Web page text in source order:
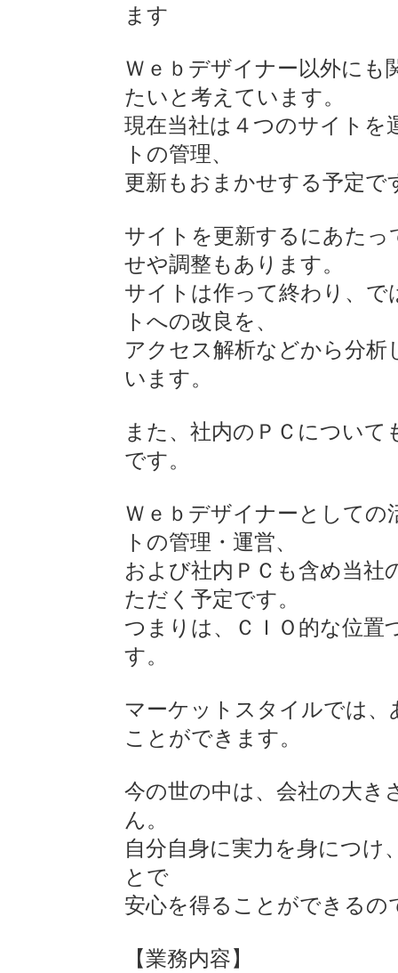
ます
Ｗｅｂデザイナー以外にも
たいと考えています。
現在当社は４つのサイトを
トの管理、
更新もおまかせする予定で
サイトを更新するにあたっ
せや調整もあります。
サイトは作って終わり、
トへの改良を、
アクセス解析などから分
います。
また、社内のＰＣについ
です。
Ｗｅｂデザイナーとして
トの管理・運営、
および社内ＰＣも含め当社
ただく予定です。
つまりは、ＣＩＯ的な位
す。
マーケットスタイルでは
ことができます。
今の世の中は、会社の大き
ん。
自分自身に実力を身につけ
とで
安心を得ることができるの
【業務内容】